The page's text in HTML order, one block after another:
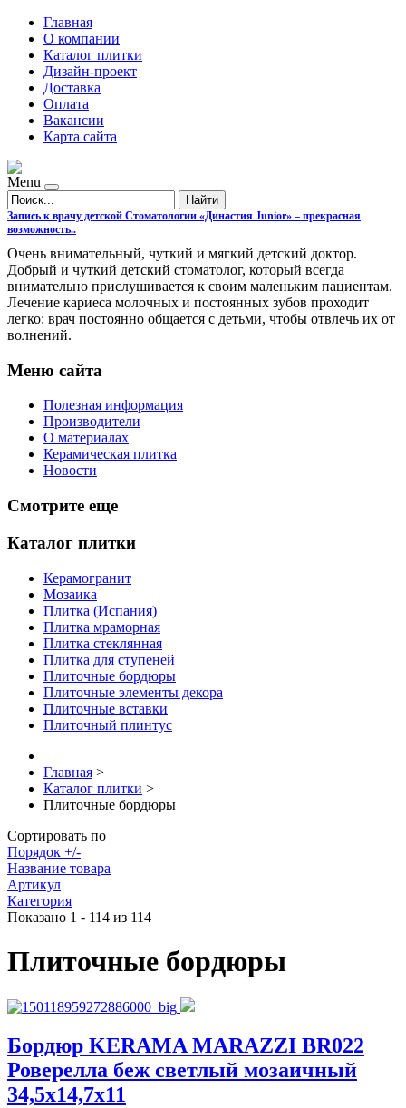
Главная
О компании
Каталог плитки
Дизайн-проект
Доставка
Оплата
Вакансии
Карта сайта
Menu
Найти
Запись к врачу детской Стоматологии «Династия Junior» – прекрасная
возможность..
Очень внимательный, чуткий и мягкий детский доктор.
Добрый и чуткий детский стоматолог, который всегда
внимательно прислушивается к своим маленьким пациентам.
Лечение кариеса молочных и постоянных зубов проходит
легко: врач постоянно общается с детьми, чтобы отвлечь их от
волнений.
Меню сайта
Полезная информация
Производители
О материалах
Керамическая плитка
Новости
Смотрите еще
Каталог плитки
Керамогранит
Мозаика
Плитка (Испания)
Плитка мраморная
Плитка стеклянная
Плитка для ступеней
Плиточные бордюры
Плиточные элементы декора
Плиточные вставки
Плиточный плинтус
Главная >
Каталог плитки >
Плиточные бордюры
Сортировать по
Порядок +/-
Название товара
Артикул
Категория
Показано 1 - 114 из 114
Плиточные бордюры
Бордюр KERAMA MARAZZI BR022
Роверелла беж светлый мозаичный
34,5х14,7х11